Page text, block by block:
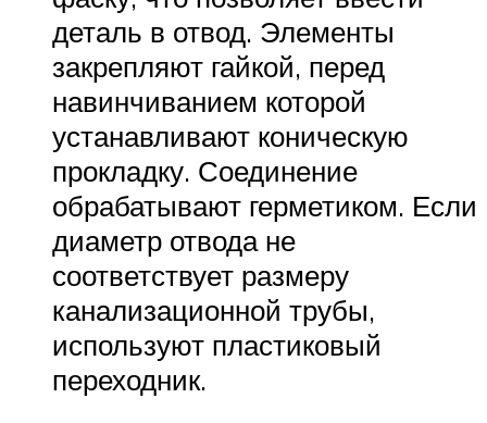
деталь в отвод. Элементы
закрепляют гайкой, перед
навинчиванием которой
устанавливают коническую
прокладку. Соединение
обрабатывают герметиком. Если
диаметр отвода не
соответствует размеру
канализационной трубы,
используют пластиковый
переходник.